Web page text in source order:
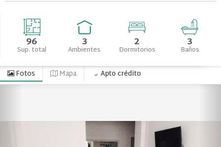
96
Sup. total 3
Ambientes 2
Dormitorios 3
Baños
Fotos Mapa Apto crédito